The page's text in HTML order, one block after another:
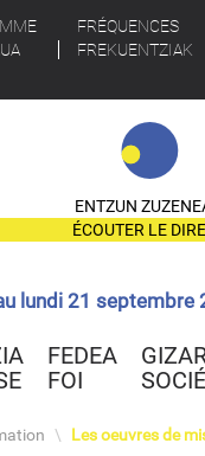
FRÉQUENCES
FREKUENTZIAK
ENTZUN
ÉCOUTER LE
lundi 21 septembre
FEDEA
FOI
\ Les oeuvres de